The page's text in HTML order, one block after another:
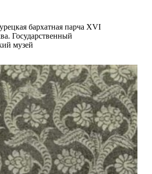
бархатная парча XVI
Государственный
музей